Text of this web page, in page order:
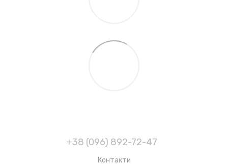
+38 (096) 892-72-47
Контакти